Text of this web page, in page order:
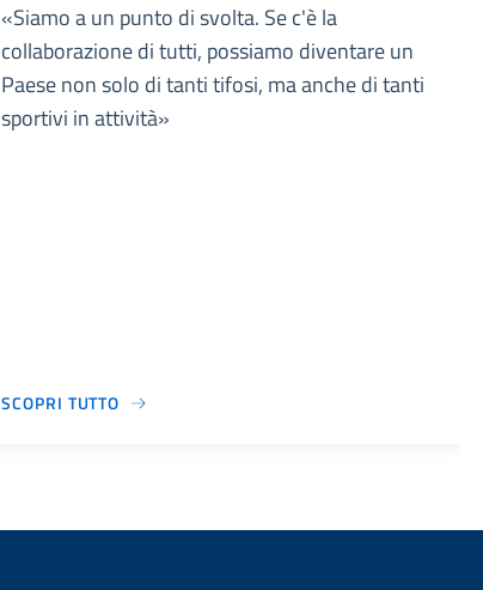
«Siamo a un punto di svolta. Se c'è la
collaborazione di tutti, possiamo diventare un
Paese non solo di tanti tifosi, ma anche di tanti
sportivi in attività»
SCOPRI TUTTO